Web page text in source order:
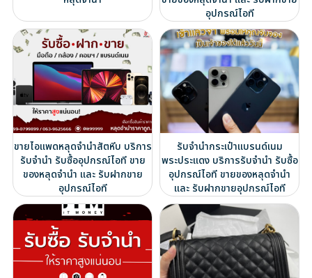
อุปกรณ์ไอที
ขายไอแพดหลุดจำนำสัตหีบ บริการ
รับจำนำ รับซื้ออุปกรณ์ไอที ขาย
ของหลุดจำนำ และ รับฝากขาย
อุปกรณ์ไอที
รับจำนำกระเป๋าแบรนด์เนม
พระประแดง บริการรับจำนำ รับซื้อ
อุปกรณ์ไอที ขายของหลุดจำนำ
และ รับฝากขายอุปกรณ์ไอที